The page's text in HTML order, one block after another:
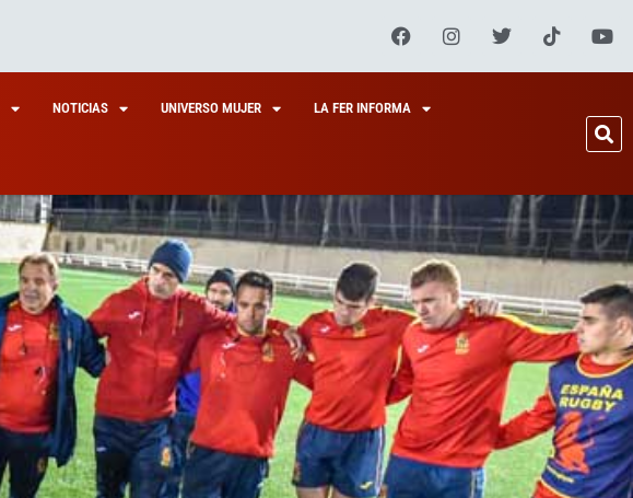
NOTICIAS UNIVERSO MUJER LA FER INFORMA